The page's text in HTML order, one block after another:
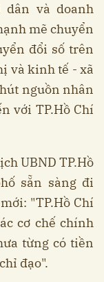
dân và doanh
mẽ chuyển
đổi số trên
và kinh tế - xã
nguồn nhân
với TP.Hồ Chí
UBND TP.Hồ
sẵn sàng đi
"TP.Hồ Chí
cơ chế chính
từng có tiền
đạo".